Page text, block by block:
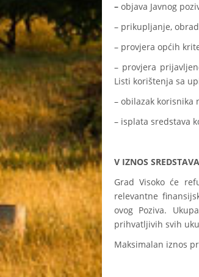
– objava Javnog
– prikupljanje,
– provjera općih
– provjera
Listi korištenja sa
– obilazak
– isplata sredstava
V IZNOS
Grad Visoko će
relevantne
ovog Poziva.
prihvatljivih svih
Maksimalan iznos